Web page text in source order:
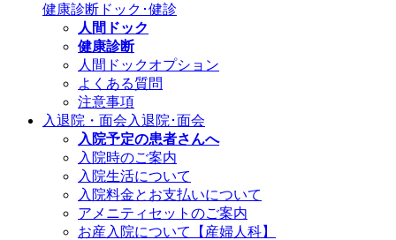
健康診断 ドック･健診
人間ドック
健康診断
人間ドックオプション
よくある質問
注意事項
入退院・面会 入退院･面会
入院予定の患者さんへ
入院時のご案内
入院生活について
入院料金とお支払いについて
アメニティセットのご案内
お産入院について【産婦人科】